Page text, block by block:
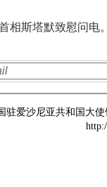
相斯塔默致慰问电
驻爱沙尼亚共和国大使